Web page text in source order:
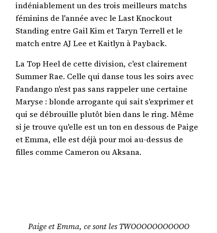
indéniablement un des trois meilleurs matchs
féminins de l'année avec le Last Knockout
Standing entre Gail Kim et Taryn Terrell et le
match entre AJ Lee et Kaitlyn à Payback.
La Top Heel de cette division, c'est clairement
Summer Rae. Celle qui danse tous les soirs avec
Fandango n'est pas sans rappeler une certaine
Maryse : blonde arrogante qui sait s'exprimer et
qui se débrouille plutôt bien dans le ring. Même
si je trouve qu'elle est un ton en dessous de Paige
et Emma, elle est déjà pour moi au-dessus de
filles comme Cameron ou Aksana.
Paige et Emma, ce sont les TWOOOOOOOOOOO